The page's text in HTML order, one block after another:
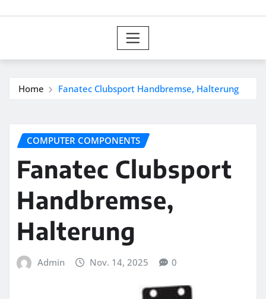
Home Fanatec Clubsport Handbremse, Halterung
COMPUTER COMPONENTS
Fanatec Clubsport
Handbremse,
Halterung
Admin Nov. 14, 2025 0